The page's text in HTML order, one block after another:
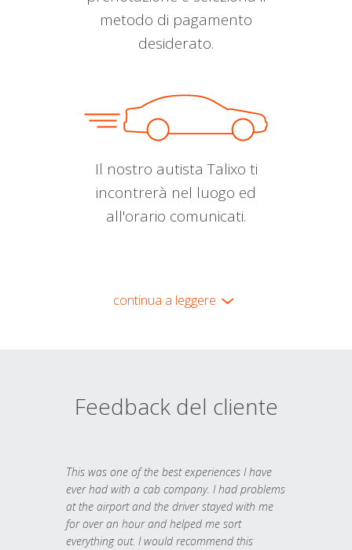
metodo di pagamento
desiderato.
Il nostro autista Talixo ti
incontrerà nel luogo ed
all'orario comunicati.
continua a leggere
Feedback del cliente
This was one of the best experiences I have
ever had with a cab company. I had problems
at the airport and the driver stayed with me
for over an hour and helped me sort
everything out. I would recommend this